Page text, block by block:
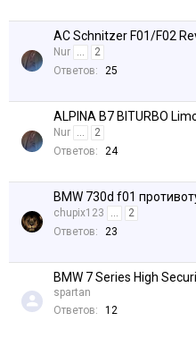
AC Schnitzer F01/F02
Nur ...
2
Ответов:
25
ALPINA B7 BITURBO
Nur ...
2
Ответов:
24
BMW 730d f01
chupix123 ...
2
Ответов:
23
BMW 7 Series High
spartan
Ответов:
12